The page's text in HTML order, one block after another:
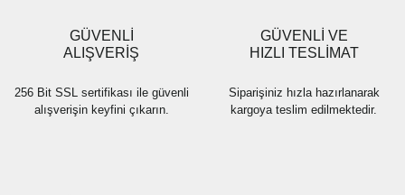
GÜVENLİ
ALIŞVERİŞ
256 Bit SSL sertifikası ile güvenli
alışverişin keyfini çıkarın.
GÜVENLİ VE
HIZLI TESLİMAT
Siparişiniz hızla hazırlanarak
kargoya teslim edilmektedir.